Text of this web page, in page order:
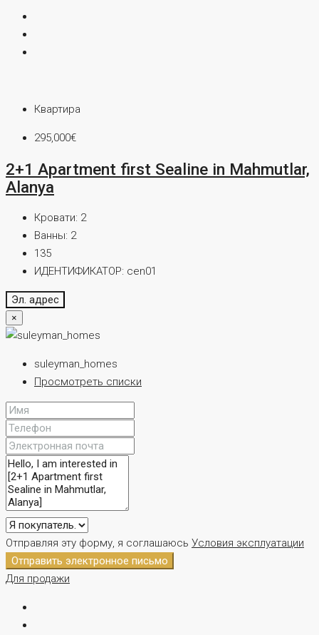
Квартира
295,000€
2+1 Apartment first Sealine in Mahmutlar,
Alanya
Кровати: 2
Ванны: 2
135
ИДЕНТИФИКАТОР: cen01
Эл. адрес
×
suleyman_homes
Просмотреть списки
Отправляя эту форму, я соглашаюсь Условия эксплуатации
Отправить электронное письмо
Для продажи